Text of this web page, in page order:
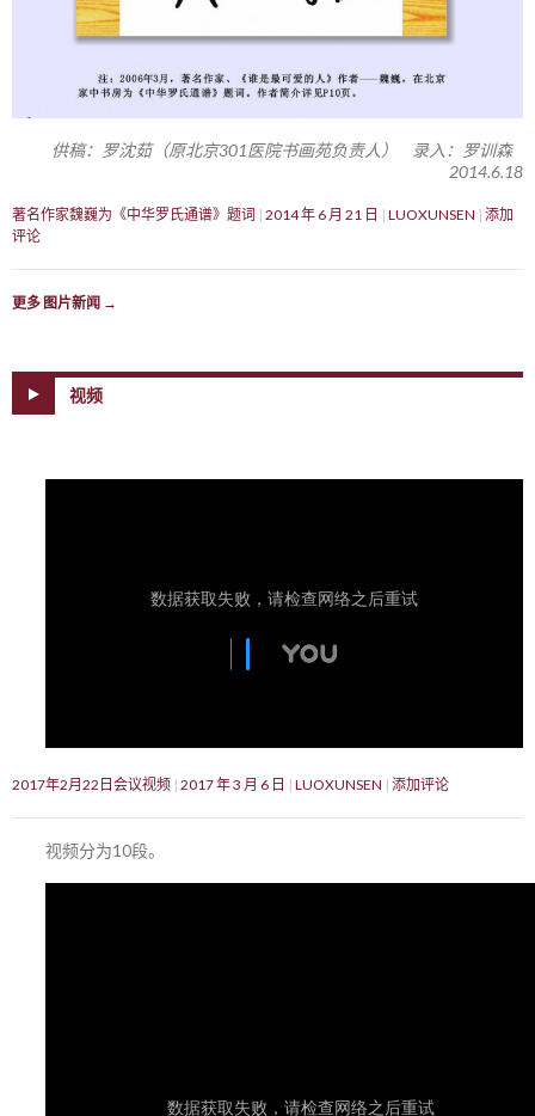
供稿：罗沈茹（原北京301医院书画苑负责人） 录入：罗训森
2014.6.18
著名作家魏巍为《中华罗氏通谱》题词 2014 年 6 月 21 日 LUOXUNSEN 添加
评论
更多 图片新闻 →
视频
2017年2月22日会议视频 2017 年 3 月 6 日 LUOXUNSEN 添加评论
视频分为10段。